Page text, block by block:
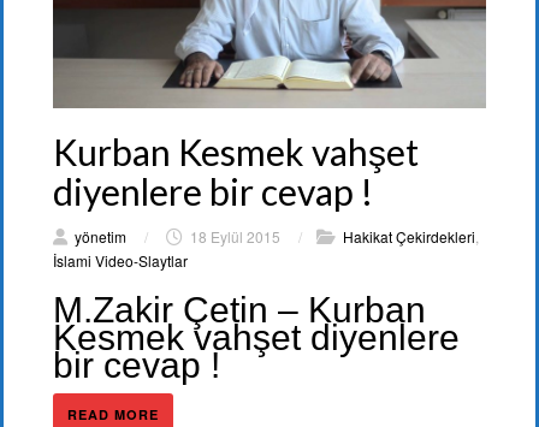
Kurban Kesmek vahşet
diyenlere bir cevap !
yönetim / 18 Eylül 2015 / Hakikat Çekirdekleri
İslami Video-Slaytlar
M.Zakir Çetin – Kurban
Kesmek vahşet diyenlere
bir cevap !
READ MORE